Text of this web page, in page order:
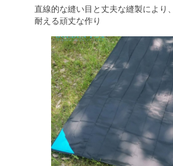
直線的な縫い目と丈夫な縫製により
耐える頑丈な作り